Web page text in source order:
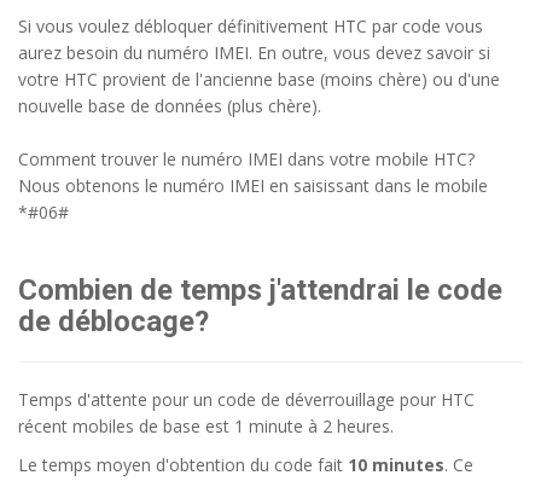
Si vous voulez débloquer définitivement HTC par code vous
aurez besoin du numéro IMEI. En outre, vous devez savoir si
votre HTC provient de l'ancienne base (moins chère) ou d'une
nouvelle base de données (plus chère).
Comment trouver le numéro IMEI dans votre mobile HTC?
Nous obtenons le numéro IMEI en saisissant dans le mobile
*#06#
Combien de temps j'attendrai le code
de déblocage?
Temps d'attente pour un code de déverrouillage pour HTC
récent mobiles de base est 1 minute à 2 heures.
Le temps moyen d'obtention du code fait 10 minutes. Ce